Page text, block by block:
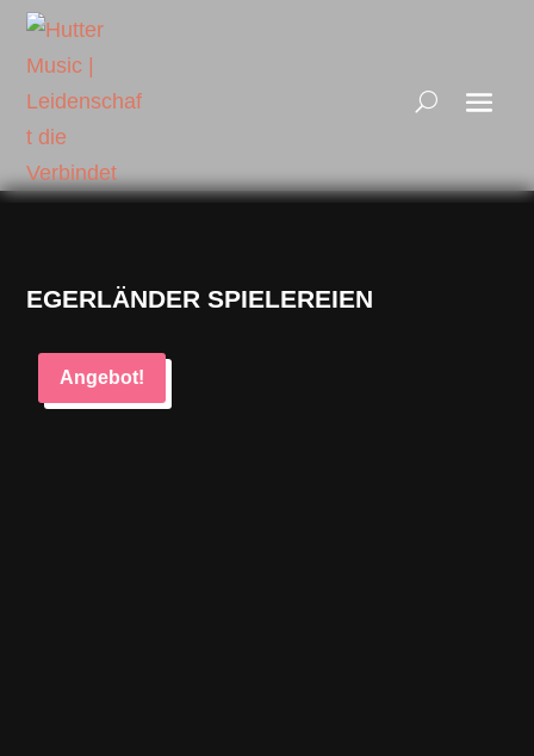
EGERLÄNDER SPIELEREIEN
Angebot!